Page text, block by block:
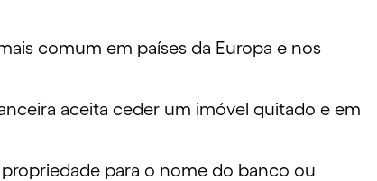
comum em países da Europa e nos
aceita ceder um imóvel quitado e em
para o nome do banco ou